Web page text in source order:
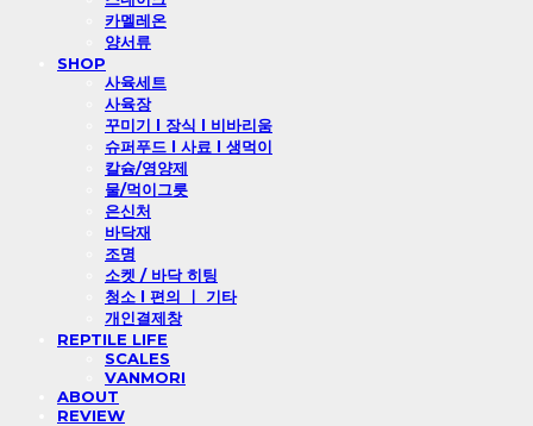
카멜레온
양서류
SHOP
사육세트
사육장
꾸미기 l 장식 l 비바리움
슈퍼푸드 l 사료 l 생먹이
칼슘/영양제
물/먹이그릇
은신처
바닥재
조명
소켓 / 바닥 히팅
청소 l 편의 ㅣ 기타
개인결제창
REPTILE LIFE
SCALES
VANMORI
ABOUT
REVIEW